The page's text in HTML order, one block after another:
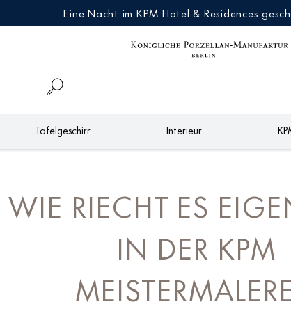
Eine Nacht im KPM Hotel & Residences
Tafelgeschirr Interieur
WIE RIECHT ES
IN DER KPM